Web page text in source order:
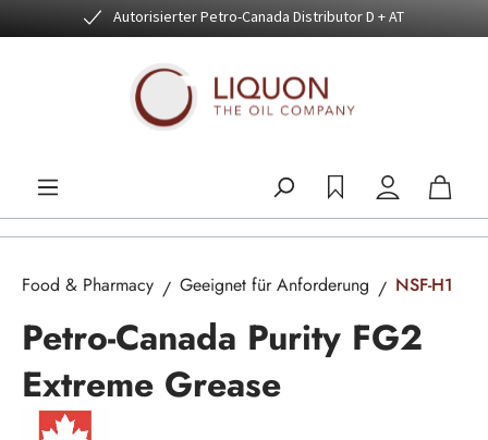
Zum Hauptinhalt springenAutorisierter Petro-Canada Distributor D + AT
Food & Pharmacy Geeignet für Anforderung NSF-H1
Petro-Canada Purity FG2
Extreme Grease